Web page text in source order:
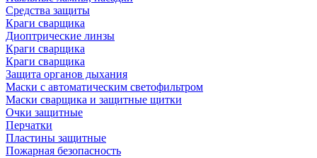
Средства защиты
Краги сварщика
Диоптрические линзы
Краги сварщика
Краги сварщика
Защита органов дыхания
Маски с автоматическим светофильтром
Маски сварщика и защитные щитки
Очки защитные
Перчатки
Пластины защитные
Пожарная безопасность